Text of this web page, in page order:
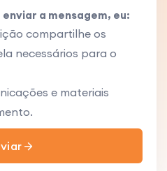
enviar a mensagem, eu:
compartilhe os
necessários para o
e materiais